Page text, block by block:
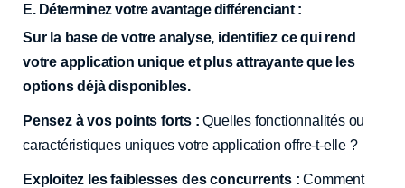
E. Déterminez votre avantage différenciant :
Sur la base de votre analyse, identifiez ce qui rend
votre application unique et plus attrayante que les
options déjà disponibles.
Pensez à vos points forts : Quelles fonctionnalités ou
caractéristiques uniques votre application offre-t-elle ?
Exploitez les faiblesses des concurrents : Comment